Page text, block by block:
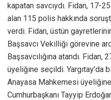
kapatan savcıydı. Fidan, 17-
alan 115 polis hakkında
verdi. Fidan, üstün
Başsavcı Vekilliği görevine
Başsavcılığına atandı. Fidan,
üyeliğine seçildi. Yargıtay’da
Anayasa Mahkemesi
Cumhurbaşkanı Tayyip